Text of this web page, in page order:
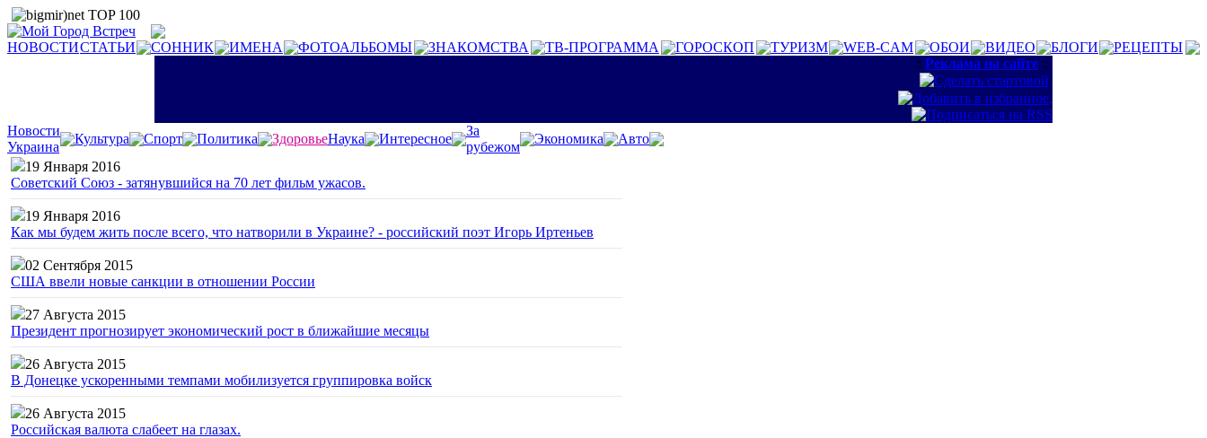
НОВОСТИСТАТЬИ СОННИК ИМЕНА ФОТОАЛЬБОМЫ ЗНАКОМСТВА ТВ-ПРОГРАММА ГОРОСКОП ТУРИЗМ WEB-CAM ОБОИ ВИДЕО БЛОГИ
РЕЦЕПТЫ
:: Реклама на сайте ::
Новости
Украина
Культура Спорт Политика ЗдоровьеНаука Интересное
За
рубежом
Экономика
Авто
19 Января 2016
Советский Союз - затянувшийся на 70 лет фильм ужасов.
19 Января 2016
Как мы будем жить после всего, что натворили в Украине? - российский поэт Игорь Иртеньев
02 Сентября 2015
США ввели новые санкции в отношении России
27 Августа 2015
Президент прогнозирует экономический рост в ближайшие месяцы
26 Августа 2015
В Донецке ускоренными темпами мобилизуется группировка войск
26 Августа 2015
Российская валюта слабеет на глазах.